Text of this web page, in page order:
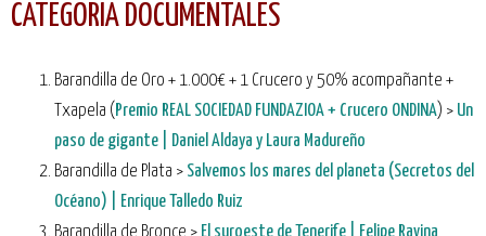
CATEGORÍA DOCUMENTALES
Barandilla de Oro + 1.000€ + 1 Crucero y 50% acompañante +
Txapela ( Premio REAL SOCIEDAD FUNDAZIOA + Crucero ONDINA) > Un
paso de gigante | Daniel Aldaya y Laura Madureño
Barandilla de Plata > Salvemos los mares del planeta (Secretos del
Océano) | Enrique Talledo Ruiz
Barandilla de Bronce > El suroeste de Tenerife | Felipe Ravina